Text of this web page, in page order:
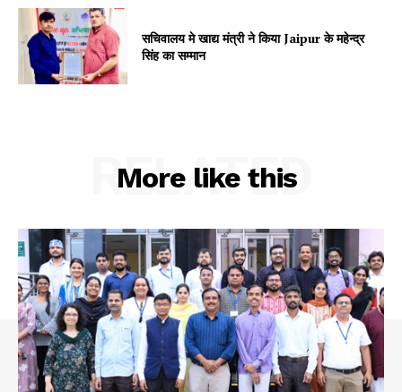
सचिवालय मे खाद्य मंत्री ने किया Jaipur के महेन्द्र
सिंह का सम्मान
More like this
RELATED